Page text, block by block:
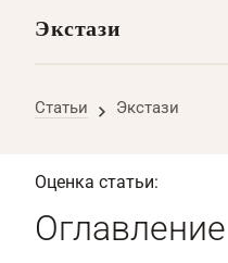
Экстази
Статьи Экстази
Оценка статьи:
Оглавление